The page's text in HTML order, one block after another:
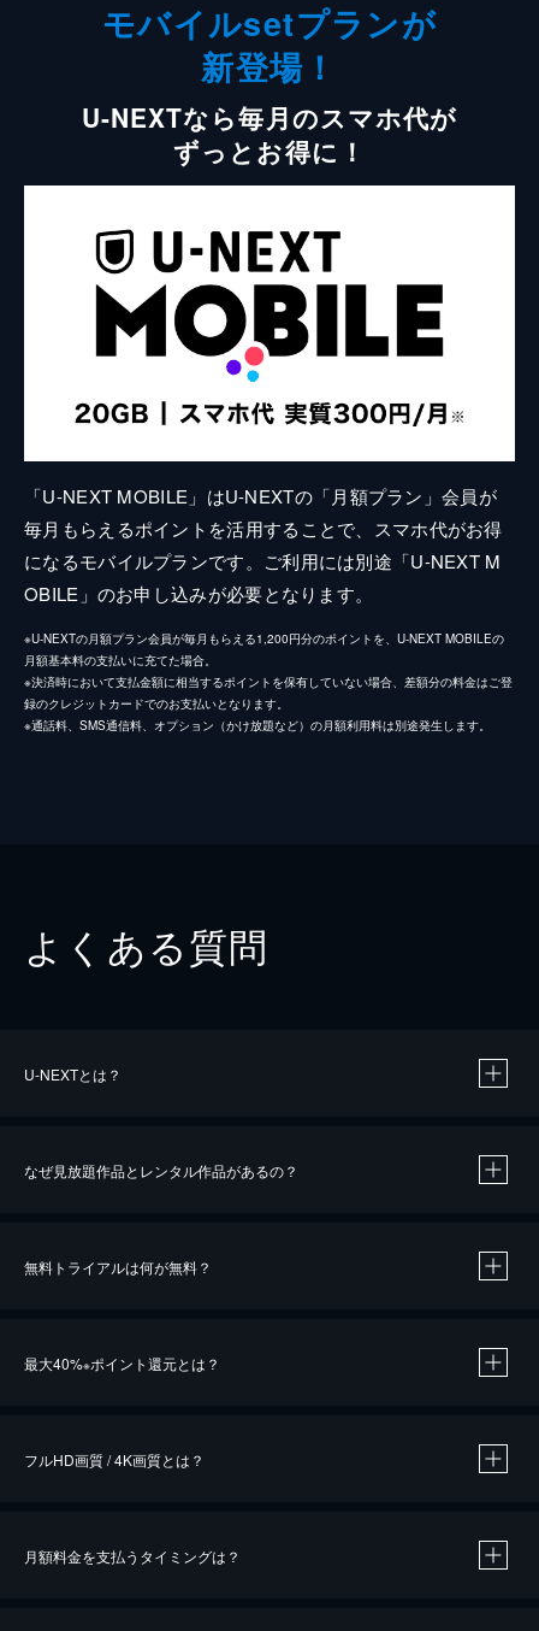
モバイルsetプランが
新登場！
U-NEXTなら毎月のスマホ代が
ずっとお得に！
「U-NEXT MOBILE」はU-NEXTの「月額プラン」会員が
毎月もらえるポイントを活用することで、スマホ代がお得
になるモバイルプランです。ご利用には別途「U-NEXT M
OBILE」のお申し込みが必要となります。
※U-NEXTの月額プラン会員が毎月もらえる1,200円分のポイントを、U-NEXT MOBILEの
月額基本料の支払いに充てた場合。
※決済時において支払金額に相当するポイントを保有していない場合、差額分の料金はご登
録のクレジットカードでのお支払いとなります。
※通話料、SMS通信料、オプション（かけ放題など）の月額利用料は別途発生します。
よくある質問
U-NEXTとは？
なぜ見放題作品とレンタル作品があるの？
無料トライアルは何が無料？
最大40%※ポイント還元とは？
※40％ポイント還元の対象は、クレジットカード決済による作品の購入 / レンタルです。
フルHD画質 / 4K画質とは？
月額料金を支払うタイミングは？